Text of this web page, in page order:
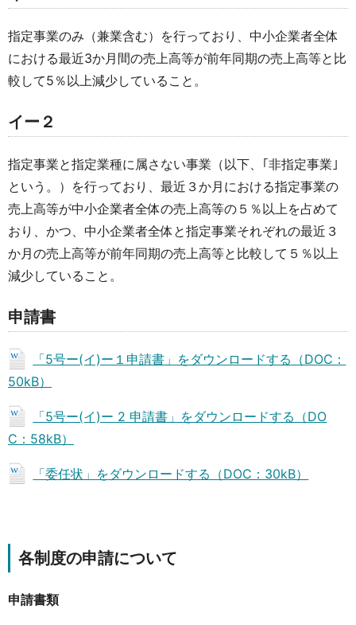
指定事業のみ（兼業含む）を行っており、中小企業者全体
における最近3か月間の売上高等が前年同期の売上高等と比
較して5％以上減少していること。
イー２
指定事業と指定業種に属さない事業（以下、｢非指定事業｣
という。）を行っており、最近３か月における指定事業の
売上高等が中小企業者全体の売上高等の５％以上を占めて
おり、かつ、中小企業者全体と指定事業それぞれの最近３
か月の売上高等が前年同期の売上高等と比較して５％以上
減少していること。
申請書
「5号ー(イ)ー１申請書」をダウンロードする（DOC：
50kB）
「5号ー(イ)ー 2 申請書」をダウンロードする（DO
C：58kB）
「委任状」をダウンロードする（DOC：30kB）
各制度の申請について
申請書類